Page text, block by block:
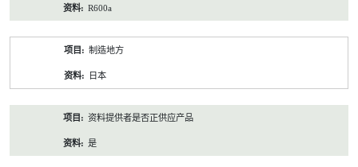
R600a
制造地方
日本
资料提供者是否正供应产品
是